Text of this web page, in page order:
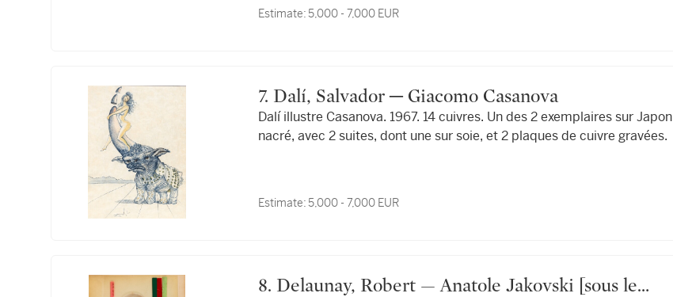
Estimate: 5,000 - 7,000 EUR
7. Dalí, Salvador ─ Giacomo Casanova
Dalí illustre Casanova. 1967. 14 cuivres. Un des 2 exemplaires sur Japon
nacré, avec 2 suites, dont une sur soie, et 2 plaques de cuivre gravées.
Estimate: 5,000 - 7,000 EUR
8. Delaunay, Robert — Anatole Jakovski [sous le